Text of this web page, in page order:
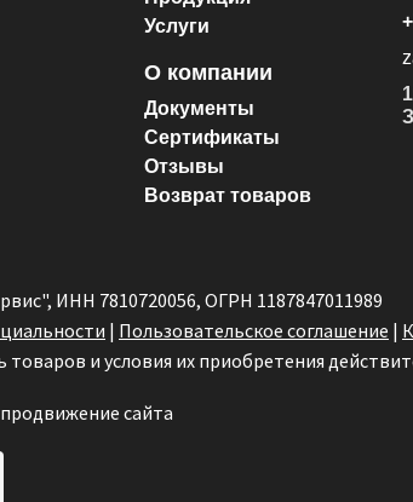
Услуги
О компании
Документы
Сертификаты
Отзывы
Возврат товаров
ИНН 7810720056, ОГРН 1187847011989
| Пользовательское соглашение |
товаров и условия их приобретения
сайта